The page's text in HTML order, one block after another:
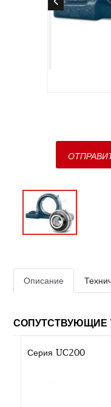
Описание
СОПУТСТВУЮЩИЕ
Серия UC200